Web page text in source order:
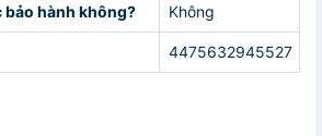
bảo hành không? Không
4475632945527